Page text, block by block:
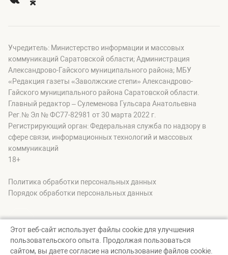
Учредитель: Министерство информации и массовых
коммуникаций Саратовской области; Администрация
Александрово-Гайского муниципального района; МБУ
«Редакция газеты «Заволжские степи» Александрово-
Гайского муниципального района Саратовской области.
Главный редактор – Сулеменова Гульсара Анатольевна
Рег.№ Эл № ФС77-82981 от 30 марта 2022 г.
Регистрирующий орган: Федеральная служба по надзору в
сфере связи, информационных технологий и массовых
коммуникаций
18+
Политика обработки персональных данных
Порядок обработки персональных данных
© zavolgskiestepi, 2026
Этот веб-сайт использует файлы cookie для улучшения
пользовательского опыта. Продолжая пользоваться
сайтом, вы даете согласие на использование файлов cookie.